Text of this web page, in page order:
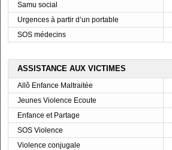
Samu social
Urgences à partir d’un portable
SOS médecins
ASSISTANCE AUX VICTIMES
Allô Enfance Maltraitée
Jeunes Violence Ecoute
Enfance et Partage
SOS Violence
Violence conjugale